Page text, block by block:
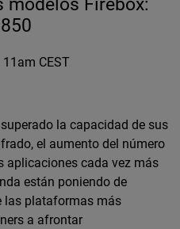
modelos Firebox:
www.watchguard.com/
11am CEST
la capacidad de sus
el aumento del número
aplicaciones cada vez más
están poniendo de
las plataformas más
a afrontar